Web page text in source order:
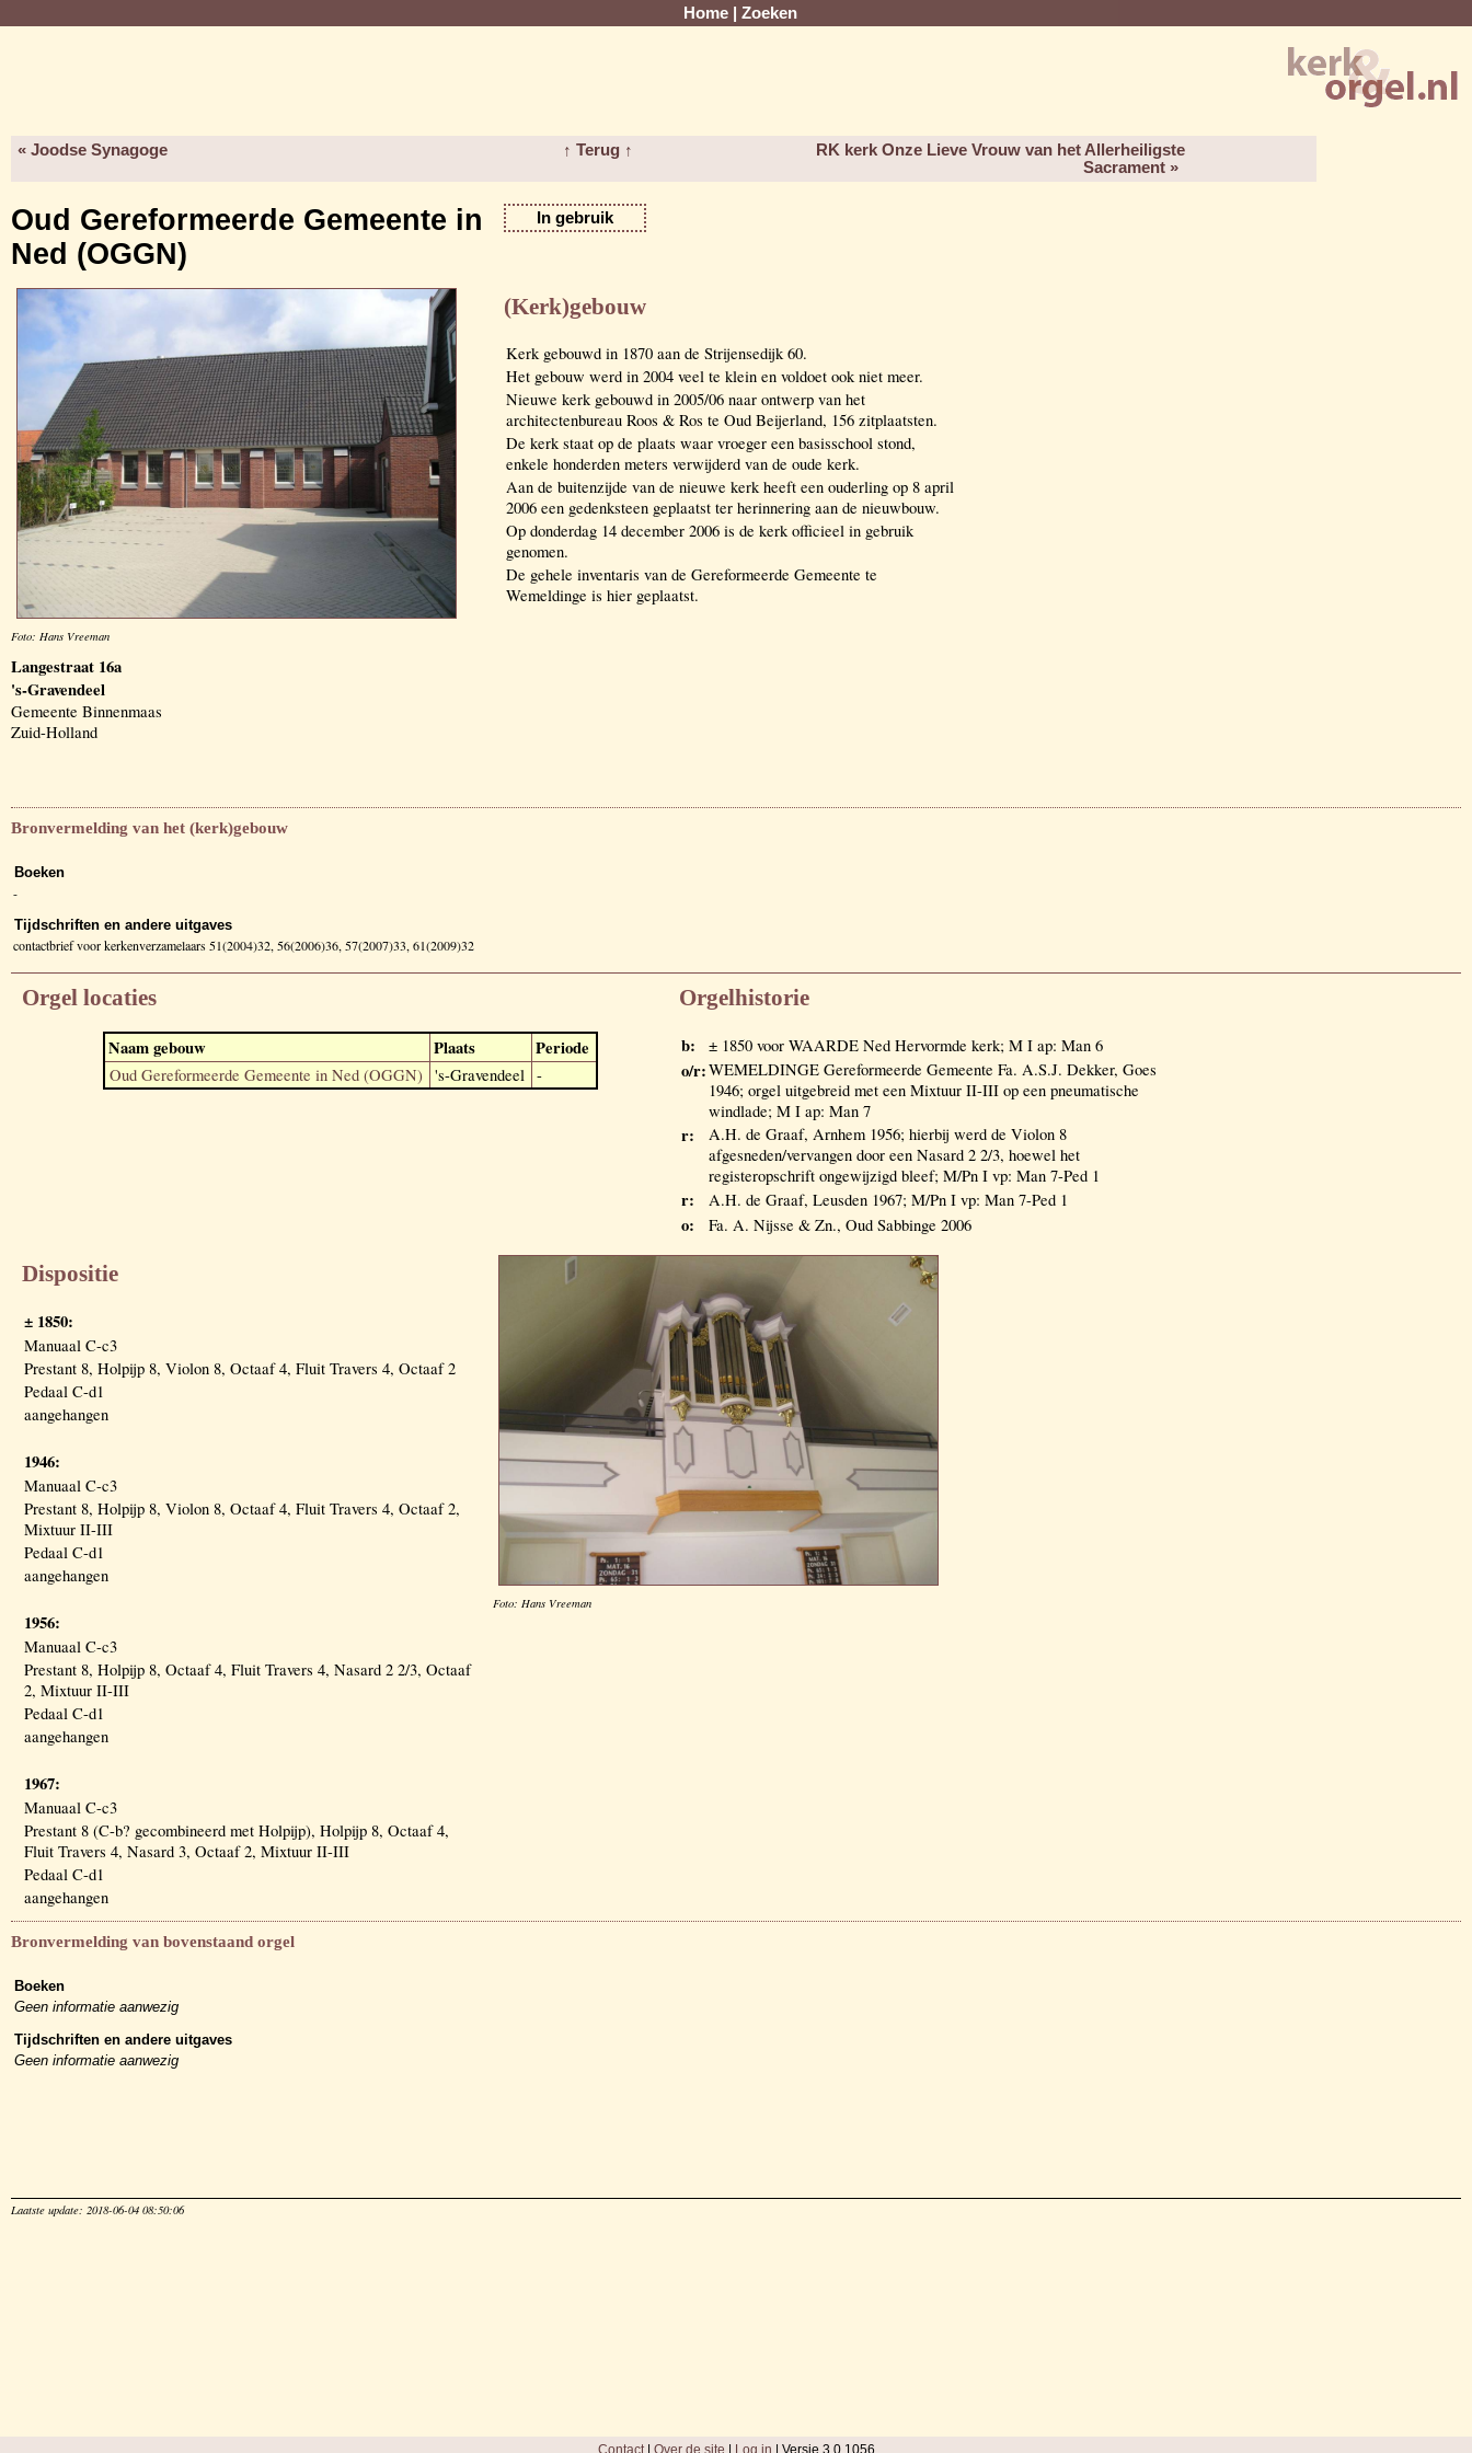
Home Zoeken
« Joodse Synagoge ↑ Terug ↑
RK kerk Onze Lieve Vrouw van het Allerheiligste
Sacrament »
Oud Gereformeerde Gemeente in
Ned (OGGN)
In gebruik
Foto: Hans Vreeman
Langestraat 16a
's-Gravendeel
Gemeente Binnenmaas
Zuid-Holland
(Kerk)gebouw
Kerk gebouwd in 1870 aan de Strijensedijk 60.
Het gebouw werd in 2004 veel te klein en voldoet ook niet meer.
Nieuwe kerk gebouwd in 2005/06 naar ontwerp van het
architectenbureau Roos & Ros te Oud Beijerland, 156 zitplaatsten.
De kerk staat op de plaats waar vroeger een basisschool stond,
enkele honderden meters verwijderd van de oude kerk.
Aan de buitenzijde van de nieuwe kerk heeft een ouderling op 8 april
2006 een gedenksteen geplaatst ter herinnering aan de nieuwbouw.
Op donderdag 14 december 2006 is de kerk officieel in gebruik
genomen.
De gehele inventaris van de Gereformeerde Gemeente te
Wemeldinge is hier geplaatst.
Bronvermelding van het (kerk)gebouw
Boeken
-
Tijdschriften en andere uitgaves
contactbrief voor kerkenverzamelaars 51(2004)32, 56(2006)36, 57(2007)33, 61(2009)32
Orgel locaties
Naam gebouw Plaats Periode
Oud Gereformeerde Gemeente in Ned (OGGN) 's-Gravendeel -
Orgelhistorie
b: ± 1850 voor WAARDE Ned Hervormde kerk; M I ap: Man 6
o/r:WEMELDINGE Gereformeerde Gemeente Fa. A.S.J. Dekker, Goes
1946; orgel uitgebreid met een Mixtuur II-III op een pneumatische
windlade; M I ap: Man 7
r:
A.H. de Graaf, Arnhem 1956; hierbij werd de Violon 8
afgesneden/vervangen door een Nasard 2 2/3, hoewel het
registeropschrift ongewijzigd bleef; M/Pn I vp: Man 7-Ped 1
r: A.H. de Graaf, Leusden 1967; M/Pn I vp: Man 7-Ped 1
o: Fa. A. Nijsse & Zn., Oud Sabbinge 2006
Dispositie
± 1850:
Manuaal C-c3
Prestant 8, Holpijp 8, Violon 8, Octaaf 4, Fluit Travers 4, Octaaf 2
Pedaal C-d1
aangehangen
1946:
Manuaal C-c3
Prestant 8, Holpijp 8, Violon 8, Octaaf 4, Fluit Travers 4, Octaaf 2,
Mixtuur II-III
Pedaal C-d1
aangehangen
1956:
Manuaal C-c3
Prestant 8, Holpijp 8, Octaaf 4, Fluit Travers 4, Nasard 2 2/3, Octaaf
2, Mixtuur II-III
Pedaal C-d1
aangehangen
1967:
Manuaal C-c3
Prestant 8 (C-b? gecombineerd met Holpijp), Holpijp 8, Octaaf 4,
Fluit Travers 4, Nasard 3, Octaaf 2, Mixtuur II-III
Pedaal C-d1
aangehangen
Foto: Hans Vreeman
Bronvermelding van bovenstaand orgel
Boeken
Geen informatie aanwezig
Tijdschriften en andere uitgaves
Geen informatie aanwezig
Laatste update: 2018-06-04 08:50:06
Contact| Over de site | Log in | Versie 3.0.1056